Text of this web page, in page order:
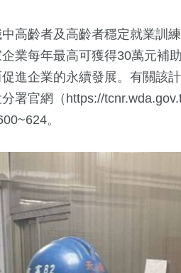
高齡者及高齡者穩定就業訓
業每年最高可獲得30萬元補
進企業的永續發展。有關該
署官網（https://
。